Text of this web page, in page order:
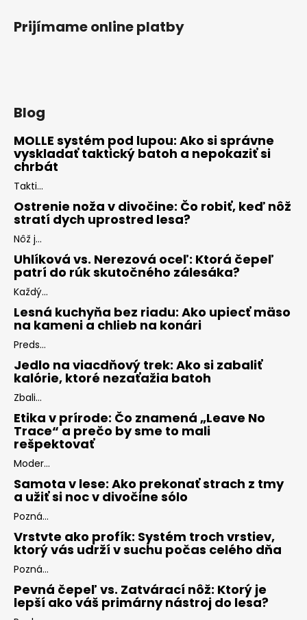
Prijímame online platby
Blog
MOLLE systém pod lupou: Ako si správne
vyskladať taktický batoh a nepokaziť si
chrbát
Takti...
Ostrenie noža v divočine: Čo robiť, keď nôž
stratí dych uprostred lesa?
Nôž j...
Uhlíková vs. Nerezová oceľ: Ktorá čepeľ
patrí do rúk skutočného zálesáka?
Každý...
Lesná kuchyňa bez riadu: Ako upiecť mäso
na kameni a chlieb na konári
Preds...
Jedlo na viacdňový trek: Ako si zabaliť
kalórie, ktoré nezaťažia batoh
Zbali...
Etika v prírode: Čo znamená „Leave No
Trace“ a prečo by sme to mali
rešpektovať
Moder...
Samota v lese: Ako prekonať strach z tmy
a užiť si noc v divočine sólo
Pozná...
Vrstvte ako profík: Systém troch vrstiev,
ktorý vás udrží v suchu počas celého dňa
Pozná...
Pevná čepeľ vs. Zatvárací nôž: Ktorý je
lepší ako váš primárny nástroj do lesa?